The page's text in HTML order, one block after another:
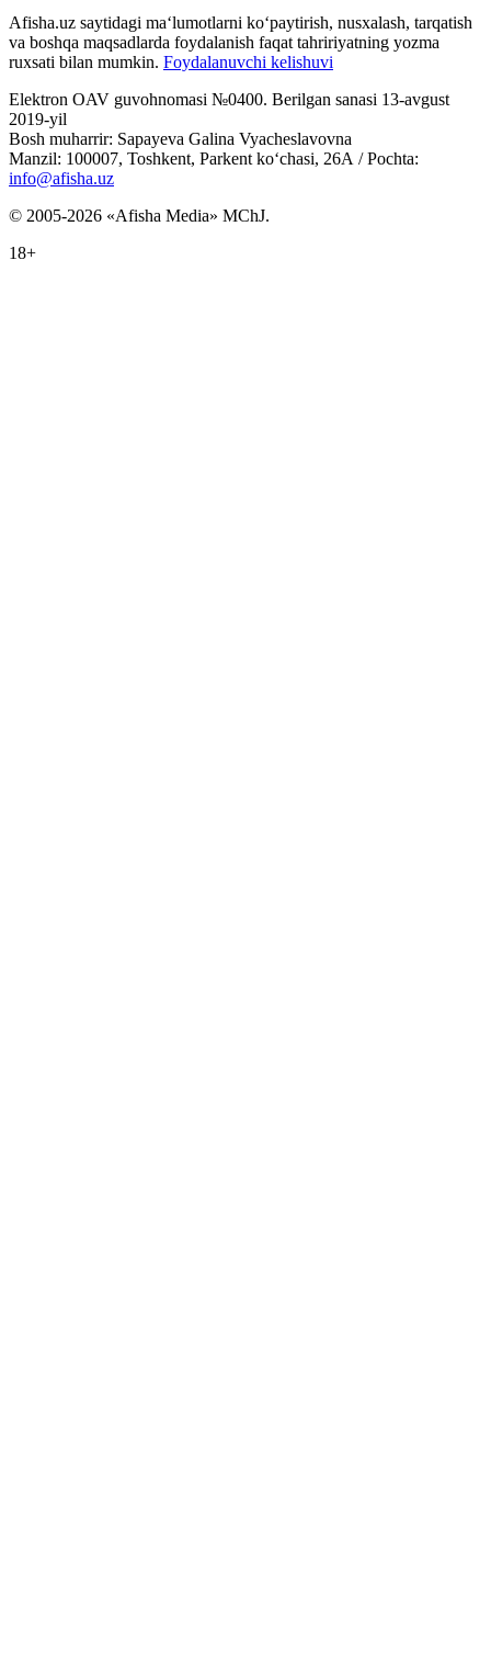
Afisha.uz saytidagi ma‘lumotlarni ko‘paytirish, nusxalash, tarqatish
va boshqa maqsadlarda foydalanish faqat tahririyatning yozma
ruxsati bilan mumkin. Foydalanuvchi kelishuvi
Elektron OAV guvohnomasi №0400. Berilgan sanasi 13-avgust
2019-yil
Bosh muharrir: Sapayeva Galina Vyacheslavovna
Manzil: 100007, Toshkent, Parkent ko‘chasi, 26А / Pochta:
info@afisha.uz
© 2005-2026 «Afisha Media» MChJ.
18+